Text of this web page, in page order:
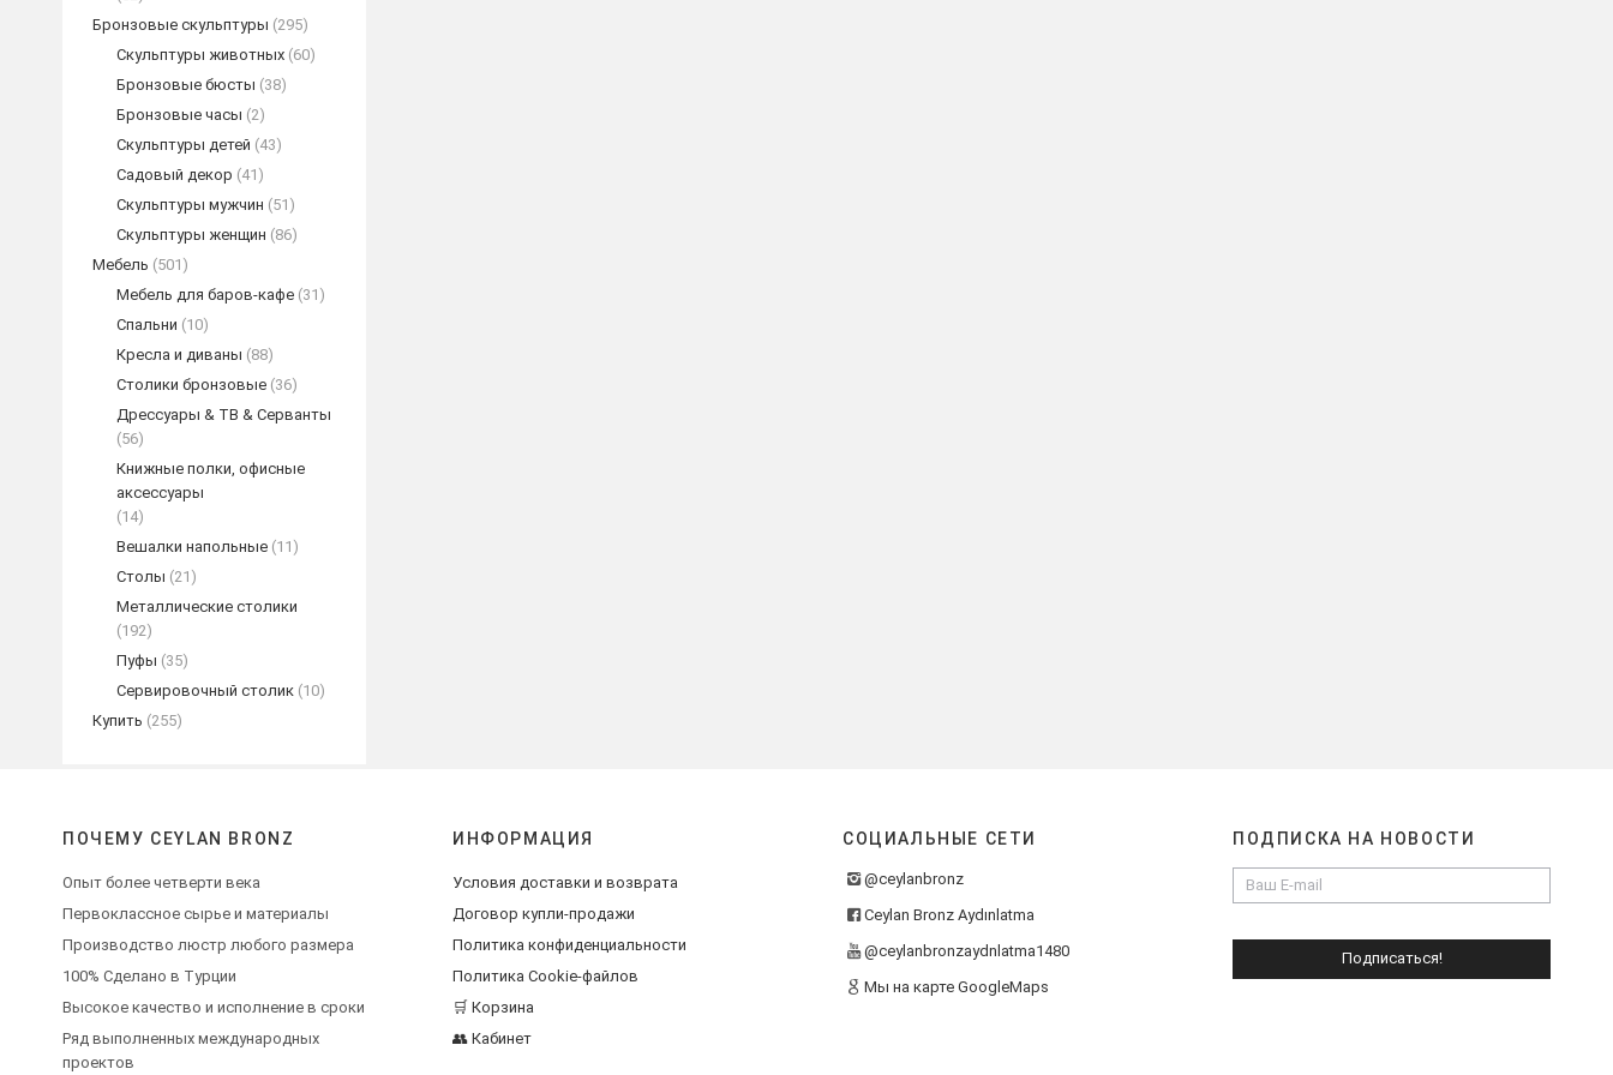
Бронзовые скульптуры (295)
Скульптуры животных (60)
Бронзовые бюсты (38)
Бронзовые часы (2)
Скульптуры детей (43)
Садовый декор (41)
Скульптуры мужчин (51)
Скульптуры женщин (86)
Мебель (501)
Мебель для баров-кафе (31)
Спальни (10)
Кресла и диваны (88)
Столики бронзовые (36)
Дрессуары & ТВ & Серванты
(56)
Книжные полки, офисные
аксессуары
(14)
Вешалки напольные (11)
Столы (21)
Металлические столики
(192)
Пуфы (35)
Сервировочный столик (10)
Купить (255)
ПОЧЕМУ CEYLAN BRONZ
Опыт более четверти века
Первоклассное сырье и материалы
Производство люстр любого размера
100% Сделано в Турции
Высокое качество и исполнение в сроки
Ряд выполненных международных
проектов
ИНФОРМАЦИЯ
Условия доставки и возврата
Договор купли-продажи
Политика конфиденциальности
Политика Cookie-файлов
🛒 Корзина
👥 Кабинет
СОЦИАЛЬНЫЕ СЕТИ
@ceylanbronz
Ceylan Bronz Aydınlatma
@ceylanbronzaydnlatma1480
Мы на карте GoogleMaps
ПОДПИСКА НА НОВОСТИ